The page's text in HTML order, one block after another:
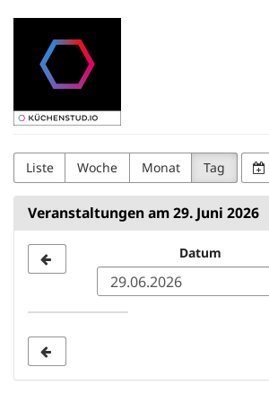
Zum
Inhalt
springen
Kuechenstud.io
Liste Woche Monat Tag
Veranstaltungen am 29. Juni 2026
zur
Anzeige
Datum